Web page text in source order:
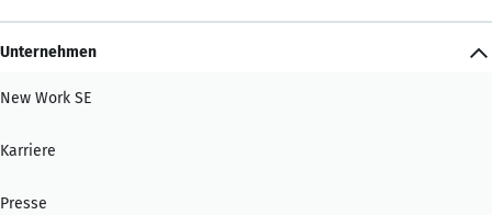
Unternehmen
New Work SE
Karriere
Presse